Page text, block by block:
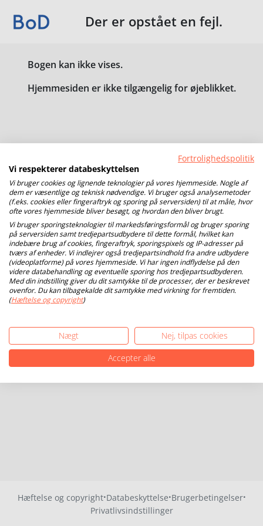
Der er opstået en fejl.
Bogen kan ikke vises.
Hjemmesiden er ikke tilgængelig for øjeblikket.
Hæftelse og copyright·Databeskyttelse·Brugerbetingelser·
Privatlivsindstillinger
Fortrolighedspolitik
Vi respekterer databeskyttelsen
Vi bruger cookies og lignende teknologier på vores hjemmeside. Nogle af
dem er væsentlige og teknisk nødvendige. Vi bruger også analysemetoder
(f.eks. cookies eller fingeraftryk og sporing på serversiden) til at måle, hvor
ofte vores hjemmeside bliver besøgt, og hvordan den bliver brugt.
Vi bruger sporingsteknologier til markedsføringsformål og bruger sporing
på serversiden samt tredjepartsudbydere til dette formål, hvilket kan
indebære brug af cookies, fingeraftryk, sporingspixels og IP-adresser på
tværs af enheder. Vi indlejrer også tredjepartsindhold fra andre udbydere
(videoplatforme) på vores hjemmeside. Vi har ingen indflydelse på den
videre databehandling og eventuelle sporing hos tredjepartsudbyderen.
Med din indstilling giver du dit samtykke til de processer, der er beskrevet
ovenfor. Du kan tilbagekalde dit samtykke med virkning for fremtiden.
(Hæftelse og copyright)
Nægt
Nej, tilpas cookies
Accepter alle